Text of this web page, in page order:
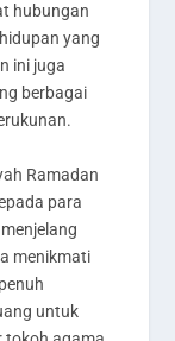
hubungan
yang
ini juga
berbagai
Ramadan
para
menikmati
untuk